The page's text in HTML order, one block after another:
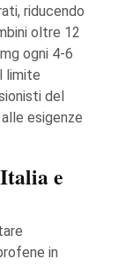
riducendo
oltre 12
ogni 4-6
limite
del
esigenze
e
in